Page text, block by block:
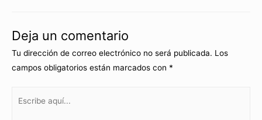
Deja un comentario
Tu dirección de correo electrónico no será publicada. Los
campos obligatorios están marcados con *